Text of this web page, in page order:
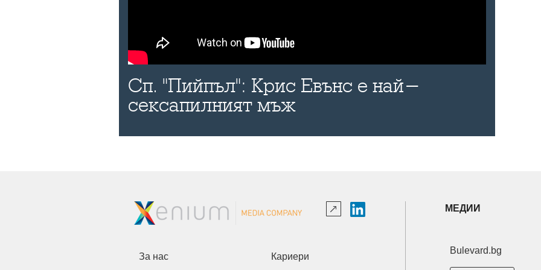
Сп. "Пийпъл": Крис Евънс е най-
сексапилният мъж
За нас Кариери
МЕДИИ
Bulevard.bg